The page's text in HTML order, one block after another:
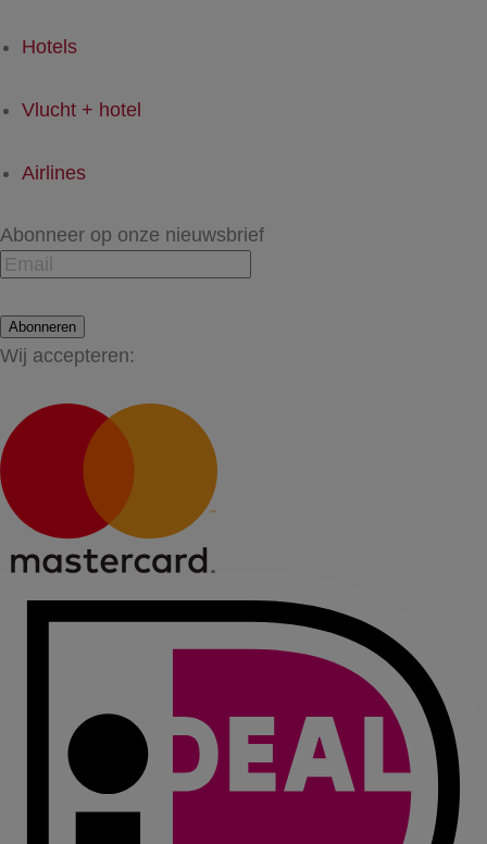
Hotels
Vlucht + hotel
Airlines
Abonneer op onze nieuwsbrief
Abonneren
Wij accepteren: